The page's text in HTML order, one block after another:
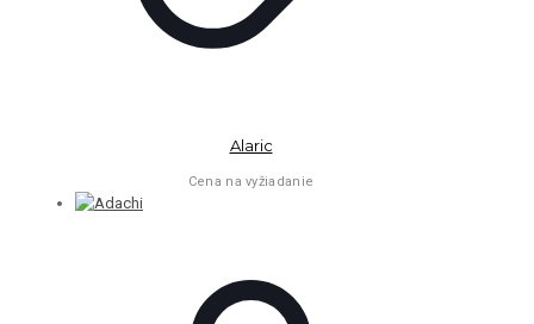
Alaric
Cena na vyžiadanie